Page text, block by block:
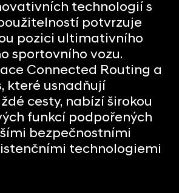
technologií s
potvrzuje
pozici ultimativního
sportovního vozu.
Connected Routing a
které usnadňují
cesty, nabízí širokou
funkcí podpořených
bezpečnostními
technologiemi